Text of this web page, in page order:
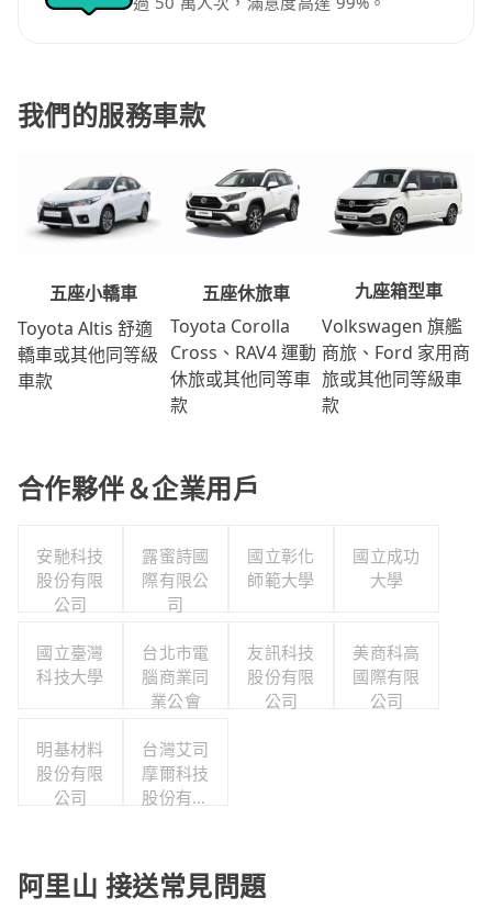
我們的服務車款
五座小轎車
Toyota Altis 舒適
轎車或其他同等級
車款
五座休旅車
Toyota Corolla
Cross、RAV4 運動
休旅或其他同等車
款
九座箱型車
Volkswagen 旗艦
商旅、Ford 家用商
旅或其他同等級車
款
合作夥伴＆企業用戶
安馳科技
股份有限
公司
露蜜詩國
際有限公
司
國立彰化
師範大學
國立成功
大學
國立臺灣
科技大學
台北市電
腦商業同
業公會
友訊科技
股份有限
公司
美商科高
國際有限
公司
明基材料
股份有限
公司
台灣艾司
摩爾科技
股份有限
阿里山 接送常見問題